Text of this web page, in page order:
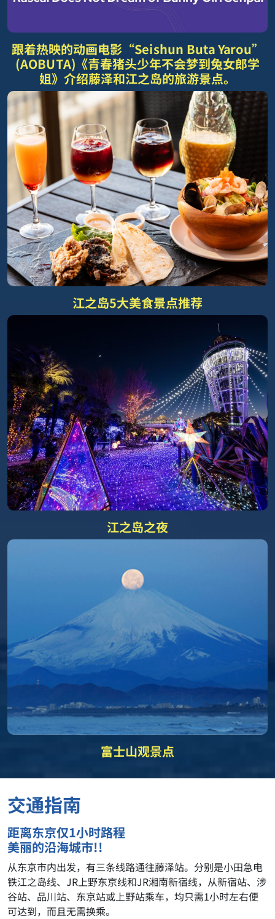
跟着热映的动画电影“Seishun Buta Yarou”
(AOBUTA)《青春猪头少年不会梦到兔女郎学
姐》介绍藤泽和江之岛的旅游景点。
江之岛5大美食景点推荐
江之岛之夜
富士山观景点
交通指南
距离东京仅1小时路程
美丽的沿海城市!!
从东京市内出发，有三条线路通往藤泽站。分别是小田急电
铁江之岛线、JR上野东京线和JR湘南新宿线，从新宿站、涉
谷站、品川站、东京站或上野站乘车，均只需1小时左右便
可达到，而且无需换乘。